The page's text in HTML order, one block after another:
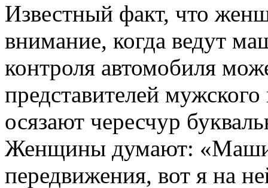
Известный факт, что
внимание, когда ведут
контроля автомобиля
представителей
осязают чересчур
Женщины думают:
передвижения, вот я на